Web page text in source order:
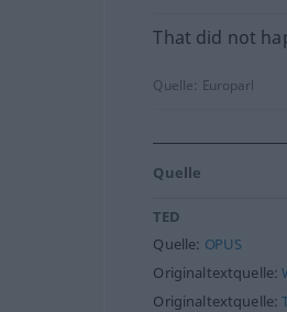
That did not
Quelle: Europarl
Quelle
TED
Quelle: OPUS
Originaltextquelle:
Originaltextquelle: